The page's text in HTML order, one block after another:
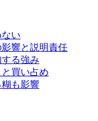
い
響と説明責任
る強み
買い占め
も影響